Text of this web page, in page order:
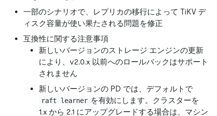
一部のシナリオで、レプリカの移行によって TiKV デ
ィスク容量が使い果たされる問題を修正
互換性に関する注意事項
新しいバージョンのストレージ エンジンの更新
により、v2.0.x 以前へのロールバックはサポート
されません
新しいバージョンの PD では、デフォルトで
raft learner を有効にします。クラスターを
1.x から 2.1 にアップグレードする場合は、マシン